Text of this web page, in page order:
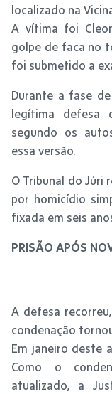
localizado na
A vítima foi
golpe de faca no
foi submetido a
Durante a fase
legítima defesa
segundo os
essa versão.
O Tribunal do Júri
por homicídio
fixada em seis
PRISÃO APÓS
A defesa
condenação
Em janeiro deste
Como o
atualizado, a